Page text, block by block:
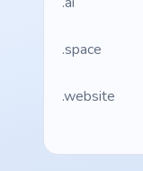
.space
.website